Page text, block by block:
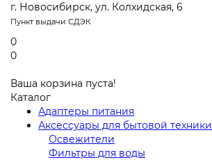
г. Новосибирск, ул. Колхидская, 6
Пункт выдачи СДЭК
0
0
Ваша корзина пуста!
Каталог
Адаптеры питания
Аксессуары для бытовой техники
Освежители
Фильтры для воды